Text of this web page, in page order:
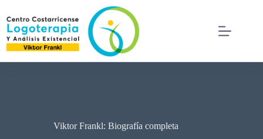
Viktor Frankl: Biografía completa